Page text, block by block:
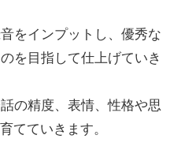
をインプットし、優秀な
を目指して仕上げていき
の精度、表情、性格や思
てていきます。